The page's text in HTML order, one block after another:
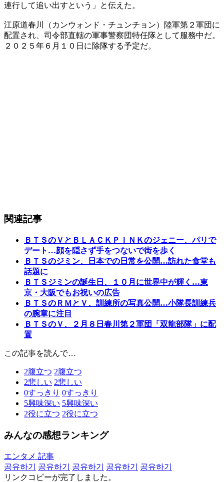
連行して追い出すという」と伝えた。
​江原道春川（カンウォンド・チュンチョン）陸軍第２軍団に
配置され、司令部直轄の軍事警察団特任隊として服務中だ。
２０２５年６月１０日に除隊する予定だ。
関連記事
ＢＴＳのＶとＢＬＡＣＫＰＩＮＫのジェニー、パリで
デート…顔を隠さず手をつないで街を歩く
ＢＴＳのジミン、日本での日常を公開…訪れた食堂も
話題に
ＢＴＳジミンの誕生日、１０月に世界中が輝く…東
京・大阪でもお祝いの広告
ＢＴＳのＲＭとＶ、訓練所の写真公開…小隊長訓練兵
の腕章に注目
ＢＴＳのＶ、２月８日春川第２軍団「双龍部隊」に配
置
この記事を読んで…
2腹立つ 2腹立つ
2悲しい 2悲しい
0すっきり 0すっきり
5興味深い 5興味深い
2役に立つ 2役に立つ
みんなの感想ランキング
エンタメ 記事
공유하기
공유하기 공유하기 공유하기
공유하기
リンクコピーが完了しました。